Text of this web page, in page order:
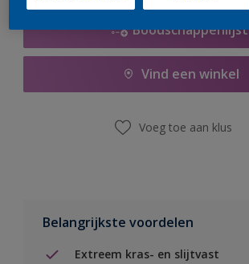
Boodschappenlijst
Vind een winkel
Voeg toe aan klus
Belangrijkste voordelen
Extreem kras- en slijtvast